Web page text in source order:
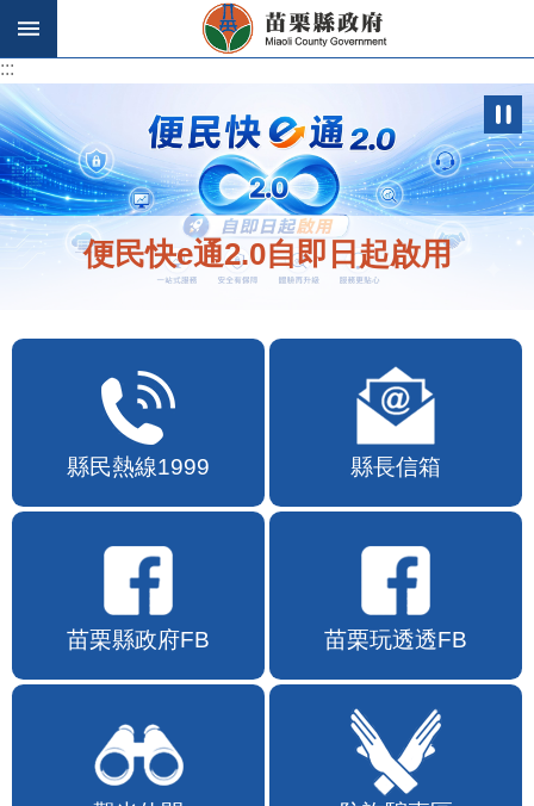
跳到主要內容區塊
:::
:::
便民快e通2.0自即日起啟用
縣民熱線1999 縣長信箱
苗栗縣政府FB 苗栗玩透透FB